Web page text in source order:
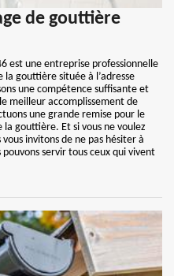
de gouttière
est une entreprise professionnelle
gouttière située à l’adresse
une compétence suffisante et
meilleur accomplissement de
une grande remise pour le
gouttière. Et si vous ne voulez
invitons de ne pas hésiter à
servir tous ceux qui vivent